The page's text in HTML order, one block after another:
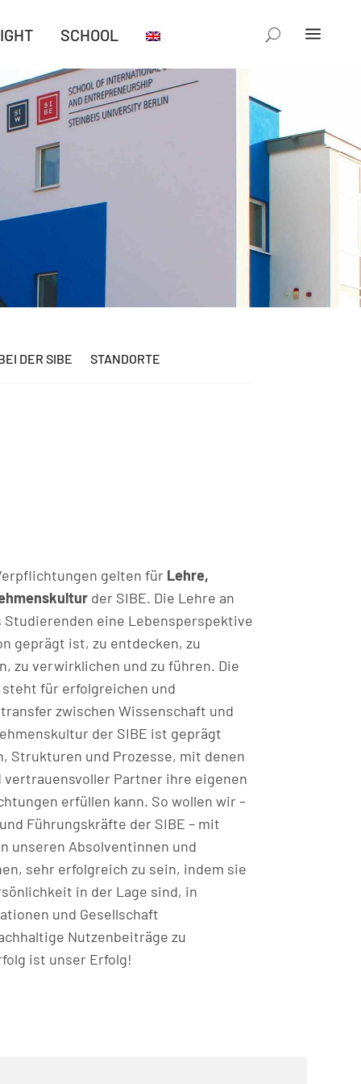
SCHOOL
DER SIBE STANDORTE
gelten für Lehre,
der SIBE. Die Lehre an
Studierenden eine Lebensperspektive
geprägt ist, zu entdecken, zu
zu verwirklichen und zu führen. Die
steht für erfolgreichen und
zwischen Wissenschaft und
der SIBE ist geprägt
Strukturen und Prozesse, mit denen
vertrauensvoller Partner ihre eigenen
erfüllen kann. So wollen wir –
Führungskräfte der SIBE – mit
unseren Absolventinnen und
sehr erfolgreich zu sein, indem sie
in der Lage sind, in
und Gesellschaft
Nutzenbeiträge zu
ist unser Erfolg!